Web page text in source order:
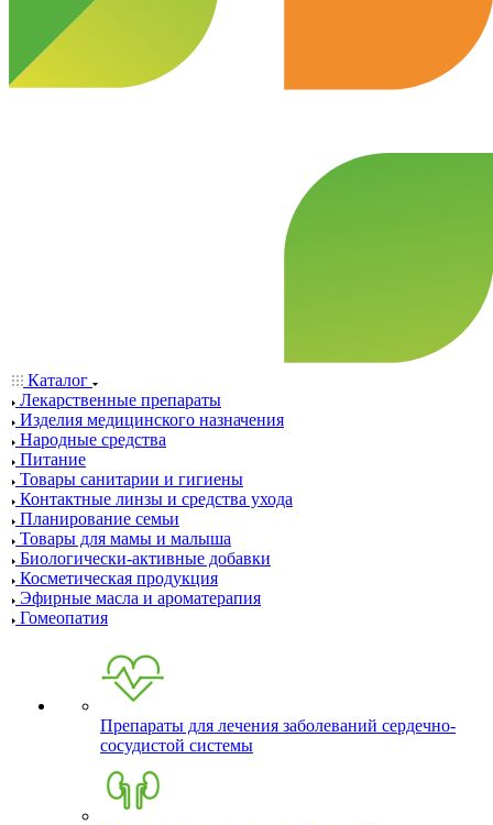
Каталог
Лекарственные препараты
Изделия медицинского назначения
Народные средства
Питание
Товары санитарии и гигиены
Контактные линзы и средства ухода
Планирование семьи
Товары для мамы и малыша
Биологически-активные добавки
Косметическая продукция
Эфирные масла и ароматерапия
Гомеопатия
Препараты для лечения заболеваний сердечно-
сосудистой системы